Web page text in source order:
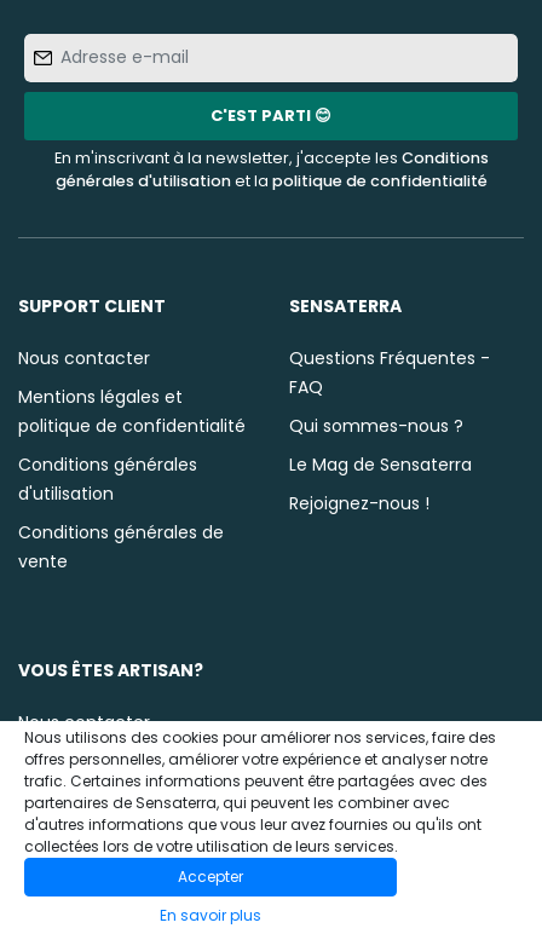
e-
mail
C'EST PARTI 😊
En m'inscrivant à la newsletter, j'accepte les Conditions
générales d'utilisationet la politique de confidentialité
SUPPORT CLIENT
Nous contacter
Mentions légales et
politique de confidentialité
Conditions générales
d'utilisation
Conditions générales de
vente
SENSATERRA
Questions Fréquentes -
FAQ
Qui sommes-nous ?
Le Mag de Sensaterra
Rejoignez-nous !
VOUS ÊTES ARTISAN?
Nous contacter
© 2020 Sensaterra
Nous utilisons des cookies pour améliorer nos services, faire des
offres personnelles, améliorer votre expérience et analyser notre
trafic. Certaines informations peuvent être partagées avec des
partenaires de Sensaterra, qui peuvent les combiner avec
d'autres informations que vous leur avez fournies ou qu'ils ont
collectées lors de votre utilisation de leurs services.
Accepter
En savoir plus